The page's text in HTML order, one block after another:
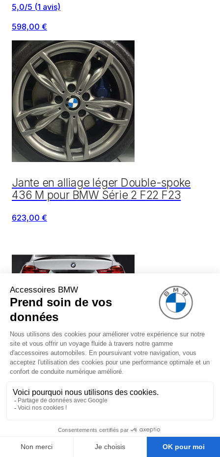
5,0/5 (1 avis)
598,00 €
Jante en alliage léger Double-spoke
436 M pour BMW Série 2 F22 F23
623,00 €
Système de silencieux BMW
Performance (avec embouts chromés)
pour BMW Série 3 F30 F31 (340i
uniquement)